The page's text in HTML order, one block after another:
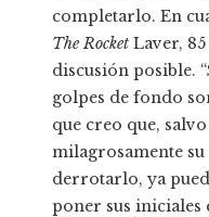
completarlo. En
The Rocket Laver,
discusión posible.
golpes de fondo
que creo que,
milagrosamente
derrotarlo, ya
poner sus iniciales